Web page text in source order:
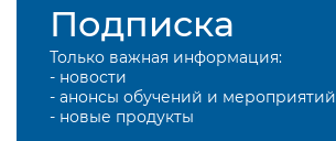
Подписка
Только важная информация:
- новости
- анонсы обучений и мероприятий
- новые продукты